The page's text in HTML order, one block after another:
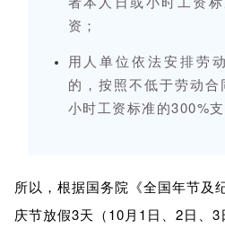
资；
用人单位依法安排劳
的，按照不低于劳动
小时工资标准的300%支
所以，根据国务院《全国年节及
庆节放假3天（10月1日、2日、